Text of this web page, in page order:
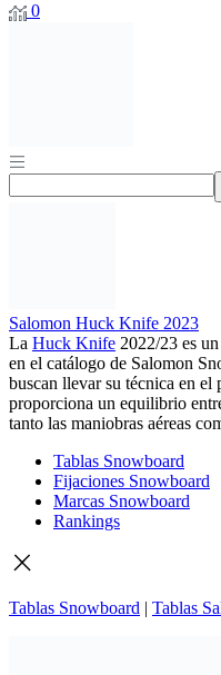
0
Salomon Huck Knife 2023
La Huck Knife 2022/23 es
en el catálogo de Salomon
buscan llevar su técnica en el
proporciona un equilibrio
tanto las maniobras aéreas
Tablas Snowboard
Fijaciones Snowboard
Marcas Snowboard
Rankings
Tablas Snowboard | Tablas